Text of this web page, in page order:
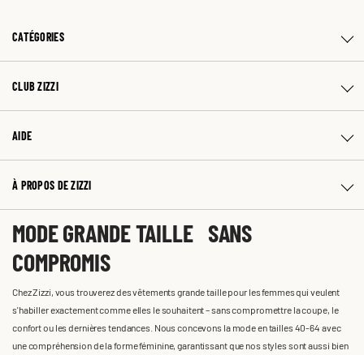
CATÉGORIES
CLUB ZIZZI
AIDE
À PROPOS DE ZIZZI
MODE GRANDE TAILLE SANS
COMPROMIS
Chez Zizzi, vous trouverez des vêtements grande taille pour les femmes qui veulent
s'habiller exactement comme elles le souhaitent – sans compromettre la coupe, le
confort ou les dernières tendances. Nous concevons la mode en tailles 40-64 avec
une compréhension de la forme féminine, garantissant que nos styles sont aussi bien